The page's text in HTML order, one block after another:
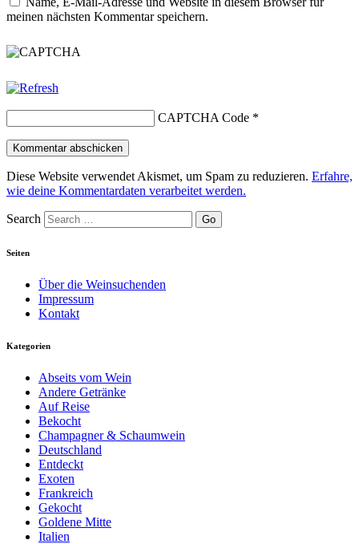
meinen nächsten Kommentar speichern.
CAPTCHA Code *
Diese Website verwendet Akismet, um Spam zu reduzieren. Erfahre,
wie deine Kommentardaten verarbeitet werden.
Search
Seiten
Über die Weinsuchenden
Impressum
Kontakt
Kategorien
Abseits vom Wein
Andere Getränke
Auf Reise
Bekocht
Champagner & Schaumwein
Deutschland
Entdeckt
Exoten
Frankreich
Gekocht
Goldene Mitte
Italien